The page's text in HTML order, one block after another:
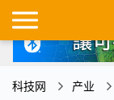
科技网 产业